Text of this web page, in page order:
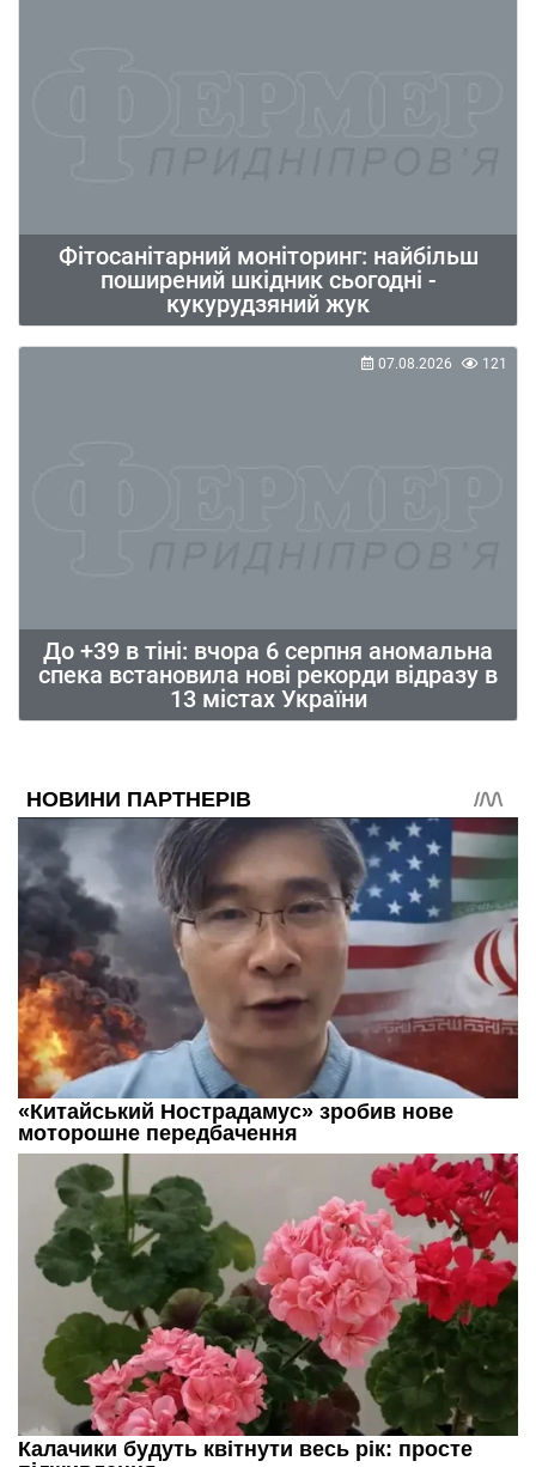
Фітосанітарний моніторинг: найбільш
поширений шкідник сьогодні -
кукурудзяний жук
До +39 в тіні: вчора 6 серпня аномальна
спека встановила нові рекорди відразу в
13 містах України
07.08.2026 121